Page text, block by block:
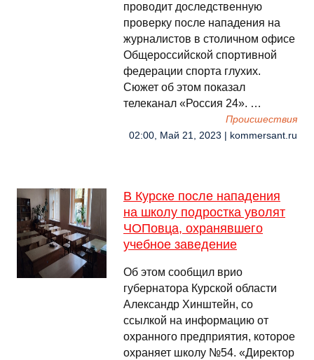
проводит доследственную
проверку после нападения на
журналистов в столичном офисе
Общероссийской спортивной
федерации спорта глухих.
Сюжет об этом показал
телеканал «Россия 24». …
Происшествия
02:00, Май 21, 2023 | kommersant.ru
В Курске после нападения
на школу подростка уволят
ЧОПовца, охранявшего
учебное заведение
Об этом сообщил врио
губернатора Курской области
Александр Хинштейн, со
ссылкой на информацию от
охранного предприятия, которое
охраняет школу №54. «Директор